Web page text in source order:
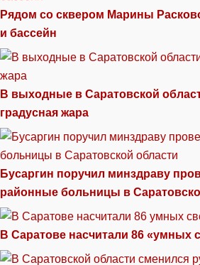
Рядом со сквером Марины
и бассейн
В выходные в Саратовской
градусная жара
Бусаргин поручил минздраву
районные больницы в
В Саратове насчитали 86 «умных